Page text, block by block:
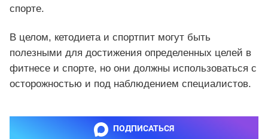
спорте.
В целом, кетодиета и спортпит могут быть
полезными для достижения определенных целей в
фитнесе и спорте, но они должны использоваться с
осторожностью и под наблюдением специалистов.
ПОДПИСАТЬСЯ